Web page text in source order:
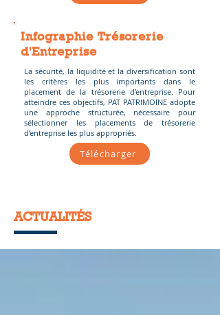
Infographie Trésorerie
d'Entreprise
La sécurité, la liquidité et la diversification sont
les critères les plus importants dans le
placement de la trésorerie d’entreprise. Pour
atteindre ces objectifs, PAT PATRIMOINE adopte
une approche structurée, nécessaire pour
sélectionner les placements de trésorerie
d’entreprise les plus appropriés.
Télécharger
ACTUALITÉS